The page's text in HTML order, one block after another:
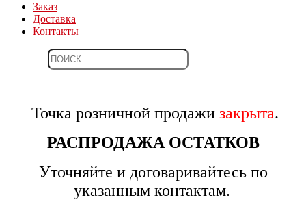
Заказ
Доставка
Контакты
Точка розничной продажи закрыта.
РАСПРОДАЖА ОСТАТКОВ
Уточняйте и договаривайтесь по
указанным контактам.